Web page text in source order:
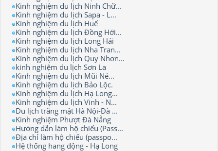
Kinh nghiệm du lịch Ninh Chữ...
Kinh nghiệm du lịch Sapa - L...
Kinh nghiệm du lịch Huế
Kinh nghiệm du lịch Đồng Hới...
Kinh nghiệm du lịch Long Hải
Kinh nghiệm du lịch Nha Tran...
Kinh nghiệm du lịch Quy Nhơn...
kinh nghiệm du lịch Sơn La
Kinh nghiệm du lịch Mũi Né...
Kinh nghiệm du lịch Bảo Lộc.
Kinh nghiệm du lịch Hạ Long...
Kinh nghiệm du lịch Vinh - N...
Du lịch trăng mật Hà Nội-Đà ...
Kinh nghiệm Phượt Đà Nẵng
Hướng dẫn làm hộ chiếu (Pass...
Địa chỉ làm hộ chiếu (passpo...
Hệ thống hang động - Hạ Long